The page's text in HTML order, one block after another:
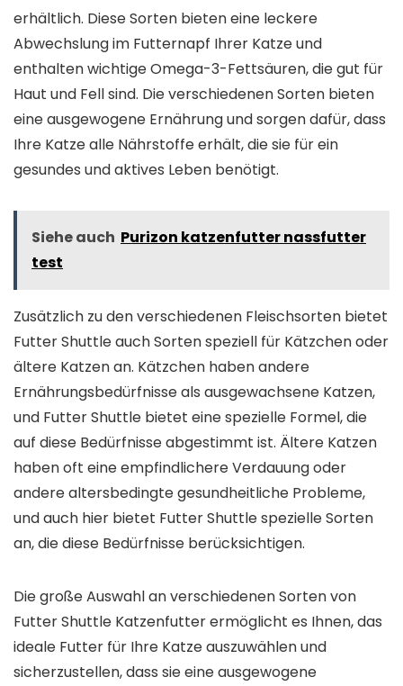
erhältlich. Diese Sorten bieten eine leckere
Abwechslung im Futternapf Ihrer Katze und
enthalten wichtige Omega-3-Fettsäuren, die gut für
Haut und Fell sind. Die verschiedenen Sorten bieten
eine ausgewogene Ernährung und sorgen dafür, dass
Ihre Katze alle Nährstoffe erhält, die sie für ein
gesundes und aktives Leben benötigt.
Siehe auch Purizon katzenfutter nassfutter
test
Zusätzlich zu den verschiedenen Fleischsorten bietet
Futter Shuttle auch Sorten speziell für Kätzchen oder
ältere Katzen an. Kätzchen haben andere
Ernährungsbedürfnisse als ausgewachsene Katzen,
und Futter Shuttle bietet eine spezielle Formel, die
auf diese Bedürfnisse abgestimmt ist. Ältere Katzen
haben oft eine empfindlichere Verdauung oder
andere altersbedingte gesundheitliche Probleme,
und auch hier bietet Futter Shuttle spezielle Sorten
an, die diese Bedürfnisse berücksichtigen.
Die große Auswahl an verschiedenen Sorten von
Futter Shuttle Katzenfutter ermöglicht es Ihnen, das
ideale Futter für Ihre Katze auszuwählen und
sicherzustellen, dass sie eine ausgewogene